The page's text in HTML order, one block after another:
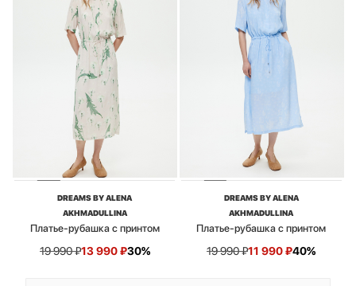
DREAMS BY ALENA
AKHMADULLINA
Платье-рубашка с принтом
19 990₽13 990₽30%
DREAMS BY ALENA
AKHMADULLINA
Платье-рубашка с принтом
19 990₽11 990₽40%